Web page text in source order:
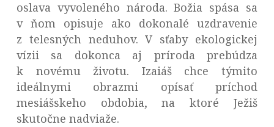
oslava vyvoleného národa. Božia spása sa
v ňom opisuje ako dokonalé uzdravenie
z telesných neduhov. V sťaby ekologickej
vízii sa dokonca aj príroda prebúdza
k novému životu. Izaiáš chce týmito
ideálnymi obrazmi opísať príchod
mesiášskeho obdobia, na ktoré Ježiš
skutočne nadviaže.